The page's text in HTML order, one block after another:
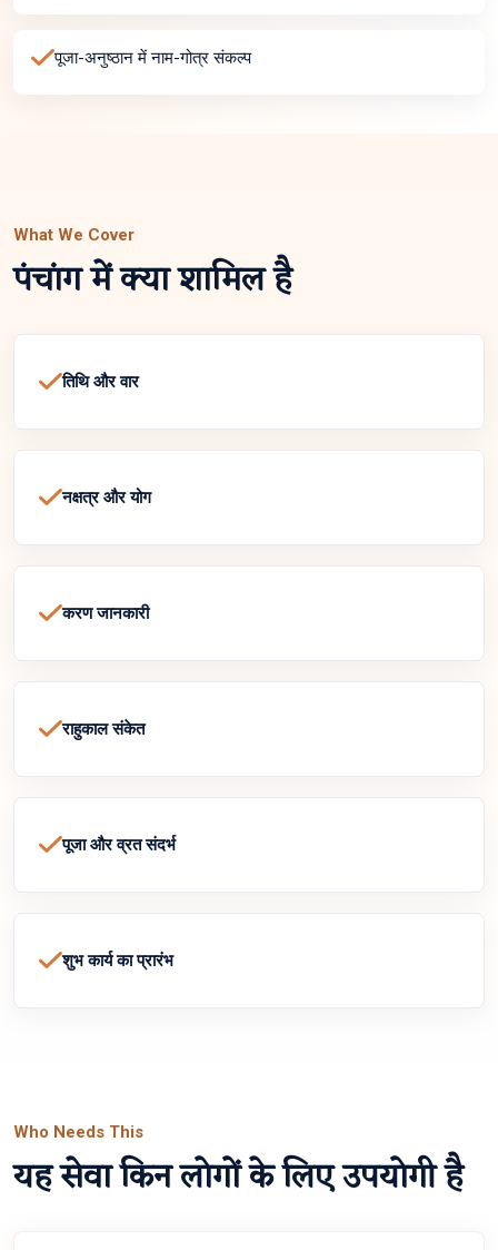
पूजा-अनुष्ठान में नाम-गोत्र संकल्प
What We Cover
पंचांग में क्या शामिल है
तिथि और वार
नक्षत्र और योग
करण जानकारी
राहुकाल संकेत
पूजा और व्रत संदर्भ
शुभ कार्य का प्रारंभ
Who Needs This
यह सेवा किन लोगों के लिए उपयोगी है